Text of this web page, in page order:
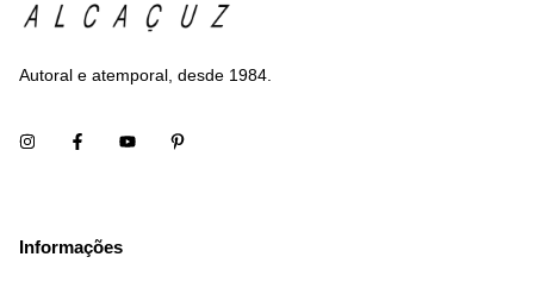
Autoral e atemporal, desde 1984.
Informações